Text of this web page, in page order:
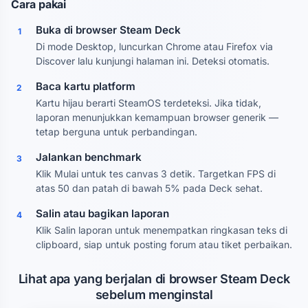
Cara pakai
1 Buka di browser Steam Deck
Di mode Desktop, luncurkan Chrome atau Firefox via
Discover lalu kunjungi halaman ini. Deteksi otomatis.
2 Baca kartu platform
Kartu hijau berarti SteamOS terdeteksi. Jika tidak,
laporan menunjukkan kemampuan browser generik —
tetap berguna untuk perbandingan.
3 Jalankan benchmark
Klik Mulai untuk tes canvas 3 detik. Targetkan FPS di
atas 50 dan patah di bawah 5% pada Deck sehat.
4 Salin atau bagikan laporan
Klik Salin laporan untuk menempatkan ringkasan teks di
clipboard, siap untuk posting forum atau tiket perbaikan.
Lihat apa yang berjalan di browser Steam Deck
sebelum menginstal